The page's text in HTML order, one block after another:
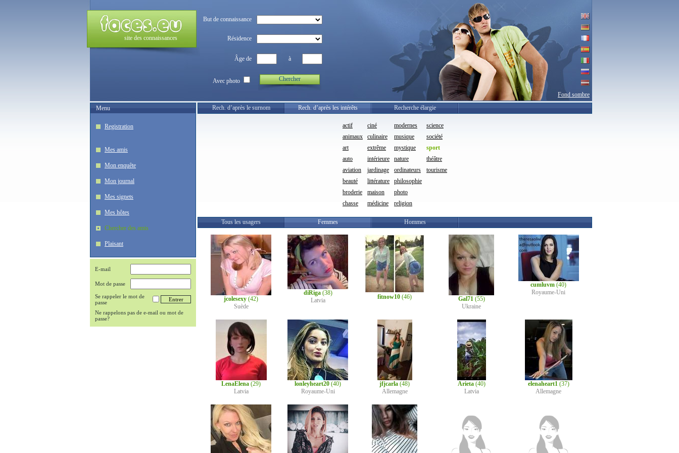
site des connaissances
But de connaissance
Résidence
Âge de à
Avec photo Chercher
Fond sombre
Menu
Registration
Mes amis
Mon enquête
Mon journal
Mes signets
Mes hôtes
Chercher des amis
Plaisant
E-mail
Mot de passe
Se rappeler le mot de
passe
Ne rappelons pas de e-mail ou mot de
passe?
Rech. d’après le surnom Rech. d’après les intérêts Recherche élargie
actif
animaux
art
auto
aviation
beauté
broderie
chasse
ciné
culinaire
extrême
intérieure
jardinage
littérature
maison
médicine
modernes
musique
mystique
nature
ordinateurs
philosophie
photo
religion
science
société
sport
théâtre
tourisme
Tous les usagers Femmes Hommes
jcolesexy (42)
Suède
diRiga(38)
Latvia
fitnow10 (46) Gal71(55)
Ukraine
cumluvm (40)
Royaume-Uni
LenaElena (29)
Latvia
lonleyheart20 (40)
Royaume-Uni
jfjcarla (48)
Allemagne
Arieta(40)
Latvia
elenaheart1(37)
Allemagne